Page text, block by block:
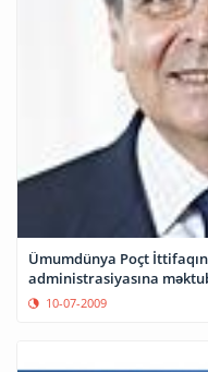
Ümumdünya Poçt
administrasiyasına
10-07-2009